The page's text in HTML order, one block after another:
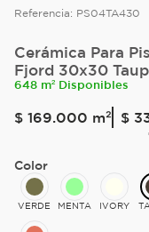
Referencia: PS04TA430
Cerámica Para
Fjord 30x30
648 m² Disponibles
$ 169.000 m² $
Color
VERDE MENTA IVORY